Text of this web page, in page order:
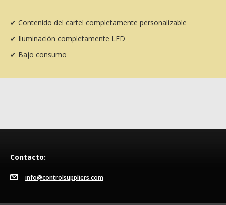
✔ Contenido del cartel completamente personalizable
✔ Iluminación completamente LED
✔ Bajo consumo
Contacto:
info@controlsuppliers.com